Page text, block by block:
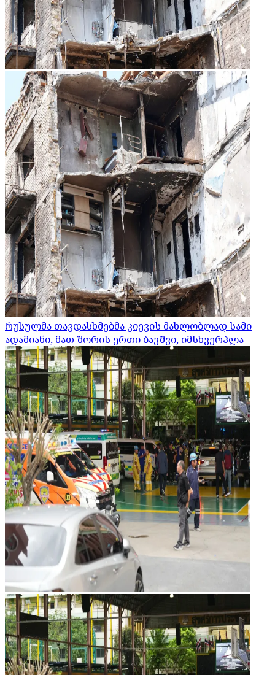
რუსულმა თავდასხმებმა კიევის მახლობლად სამი
ადამიანი, მათ შორის ერთი ბავშვი, იმსხვერპლა